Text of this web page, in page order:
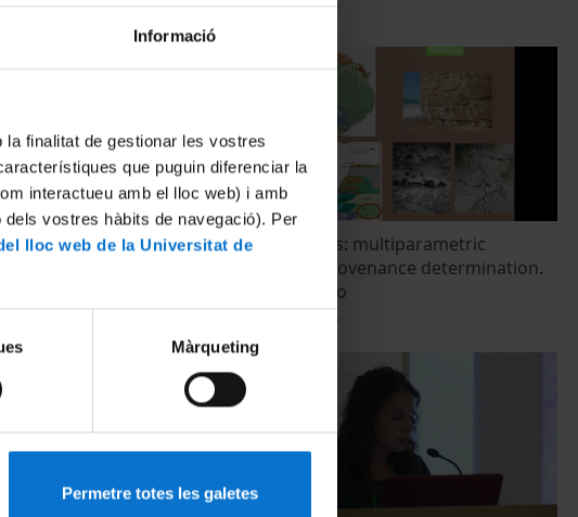
Informació
finalitat de gestionar les vostres
que puguin diferenciar la
interactueu amb el lloc web) i amb
dels vostres hàbits de navegació). Per
lloc web de la Universitat de
Màrqueting
Permetre totes les galetes
natural occurrences.
Gargano cherts: multiparametric
protocol for provenance determination.
Giacomo Eramo